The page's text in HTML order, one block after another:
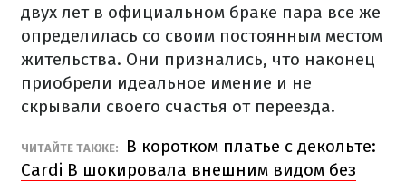
двух лет в официальном браке пара все же
определилась со своим постоянным местом
жительства. Они признались, что наконец
приобрели идеальное имение и не
скрывали своего счастья от переезда.
ЧИТАЙТЕ ТАКЖЕ:
В коротком платье с декольте:
Cardi B шокировала внешним видом без